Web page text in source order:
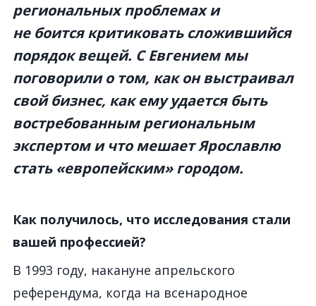
региональных проблемах и
не боится критиковать сложившийся
порядок вещей. С Евгением мы
поговорили о том, как он выстраивал
свой бизнес, как ему удается быть
востребованным региональным
экспертом и что мешает Ярославлю
стать «европейским» городом.
Как получилось, что исследования стали
вашей профессией?
В 1993 году, накануне апрельского
референдума, когда на всенародное